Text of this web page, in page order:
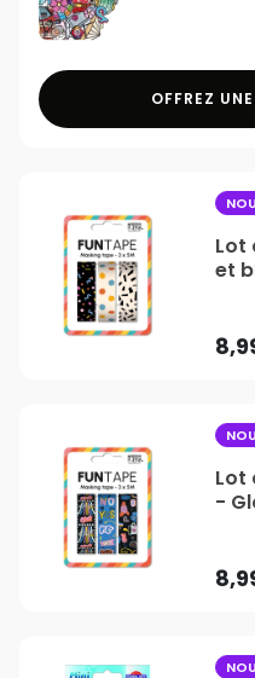
OFFREZ
Lot
et
Lot
-